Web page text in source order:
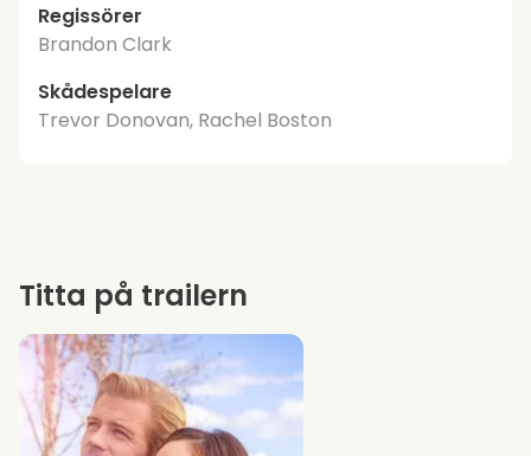
Regissörer
Brandon Clark
Skådespelare
Trevor Donovan, Rachel Boston
Titta på trailern